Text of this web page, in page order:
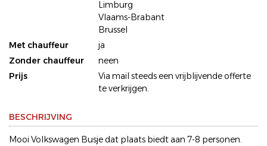
Limburg
Vlaams-Brabant
Brussel
Met chauffeur
ja
Zonder chauffeur
neen
Prijs
Via mail steeds een vrijblijvende offerte
te verkrijgen.
BESCHRIJVING
Mooi Volkswagen Busje dat plaats biedt aan 7-8 personen.